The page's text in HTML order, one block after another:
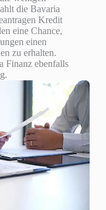
die Bavaria
Kredit
eine Chance,
einen
zu erhalten.
Finanz ebenfalls